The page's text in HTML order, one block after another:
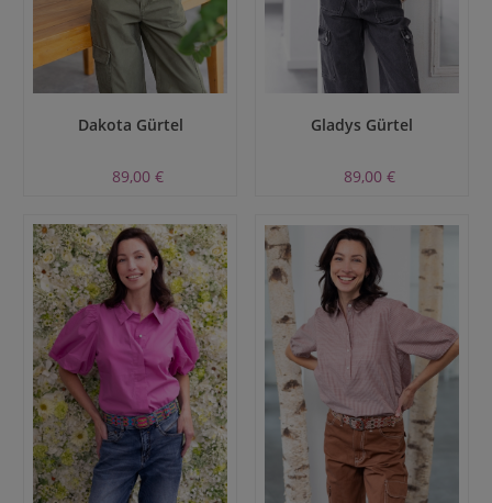
Dakota Gürtel
89,00 €
Gladys Gürtel
89,00 €